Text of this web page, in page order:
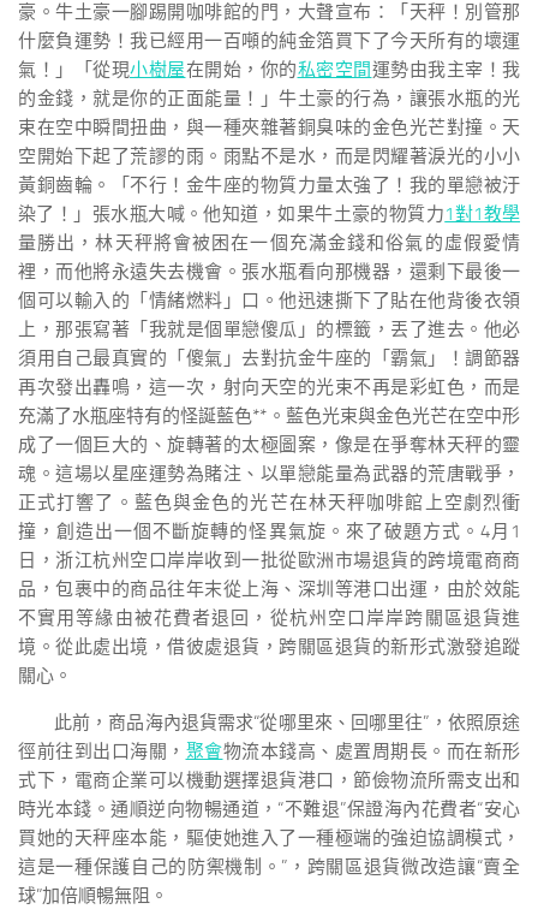
豪。牛土豪一腳踢開咖啡館的門，大聲宣布：「天秤！別管那
什麼負運勢！我已經用一百噸的純金箔買下了今天所有的壞運
氣！」「從現小樹屋在開始，你的私密空間運勢由我主宰！我
的金錢，就是你的正面能量！」牛土豪的行為，讓張水瓶的光
束在空中瞬間扭曲，與一種夾雜著銅臭味的金色光芒對撞。天
空開始下起了荒謬的雨。雨點不是水，而是閃耀著淚光的小小
黃銅齒輪。「不行！金牛座的物質力量太強了！我的單戀被汙
染了！」張水瓶大喊。他知道，如果牛土豪的物質力1對1教學
量勝出，林天秤將會被困在一個充滿金錢和俗氣的虛假愛情
裡，而他將永遠失去機會。張水瓶看向那機器，還剩下最後一
個可以輸入的「情緒燃料」口。他迅速撕下了貼在他背後衣領
上，那張寫著「我就是個單戀傻瓜」的標籤，丟了進去。他必
須用自己最真實的「傻氣」去對抗金牛座的「霸氣」！調節器
再次發出轟鳴，這一次，射向天空的光束不再是彩虹色，而是
充滿了水瓶座特有的怪誕藍色**。藍色光束與金色光芒在空中形
成了一個巨大的、旋轉著的太極圖案，像是在爭奪林天秤的靈
魂。這場以星座運勢為賭注、以單戀能量為武器的荒唐戰爭，
正式打響了。藍色與金色的光芒在林天秤咖啡館上空劇烈衝
撞，創造出一個不斷旋轉的怪異氣旋。來了破題方式。4月1
日，浙江杭州空口岸岸收到一批從歐洲市場退貨的跨境電商商
品，包裹中的商品往年末從上海、深圳等港口出運，由於效能
不實用等緣由被花費者退回，從杭州空口岸岸跨關區退貨進
境。從此處出境，借彼處退貨，跨關區退貨的新形式激發追蹤
關心。
此前，商品海內退貨需求“從哪里來、回哪里往”，依照原途
徑前往到出口海關， 聚會物流本錢高、處置周期長。而在新形
式下，電商企業可以機動選擇退貨港口，節儉物流所需支出和
時光本錢。通順逆向物暢通道，“不難退”保證海內花費者“安心
買她的天秤座本能，驅使她進入了一種極端的強迫協調模式，
這是一種保護自己的防禦機制。”，跨關區退貨微改造讓“賣全
球”加倍順暢無阻。